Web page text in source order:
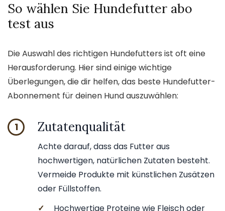
So wählen Sie Hundefutter abo
test aus
Die Auswahl des richtigen Hundefutters ist oft eine
Herausforderung. Hier sind einige wichtige
Überlegungen, die dir helfen, das beste Hundefutter-
Abonnement für deinen Hund auszuwählen:
1 Zutatenqualität
Achte darauf, dass das Futter aus
hochwertigen, natürlichen Zutaten besteht.
Vermeide Produkte mit künstlichen Zusätzen
oder Füllstoffen.
✓
Hochwertige Proteine wie Fleisch oder